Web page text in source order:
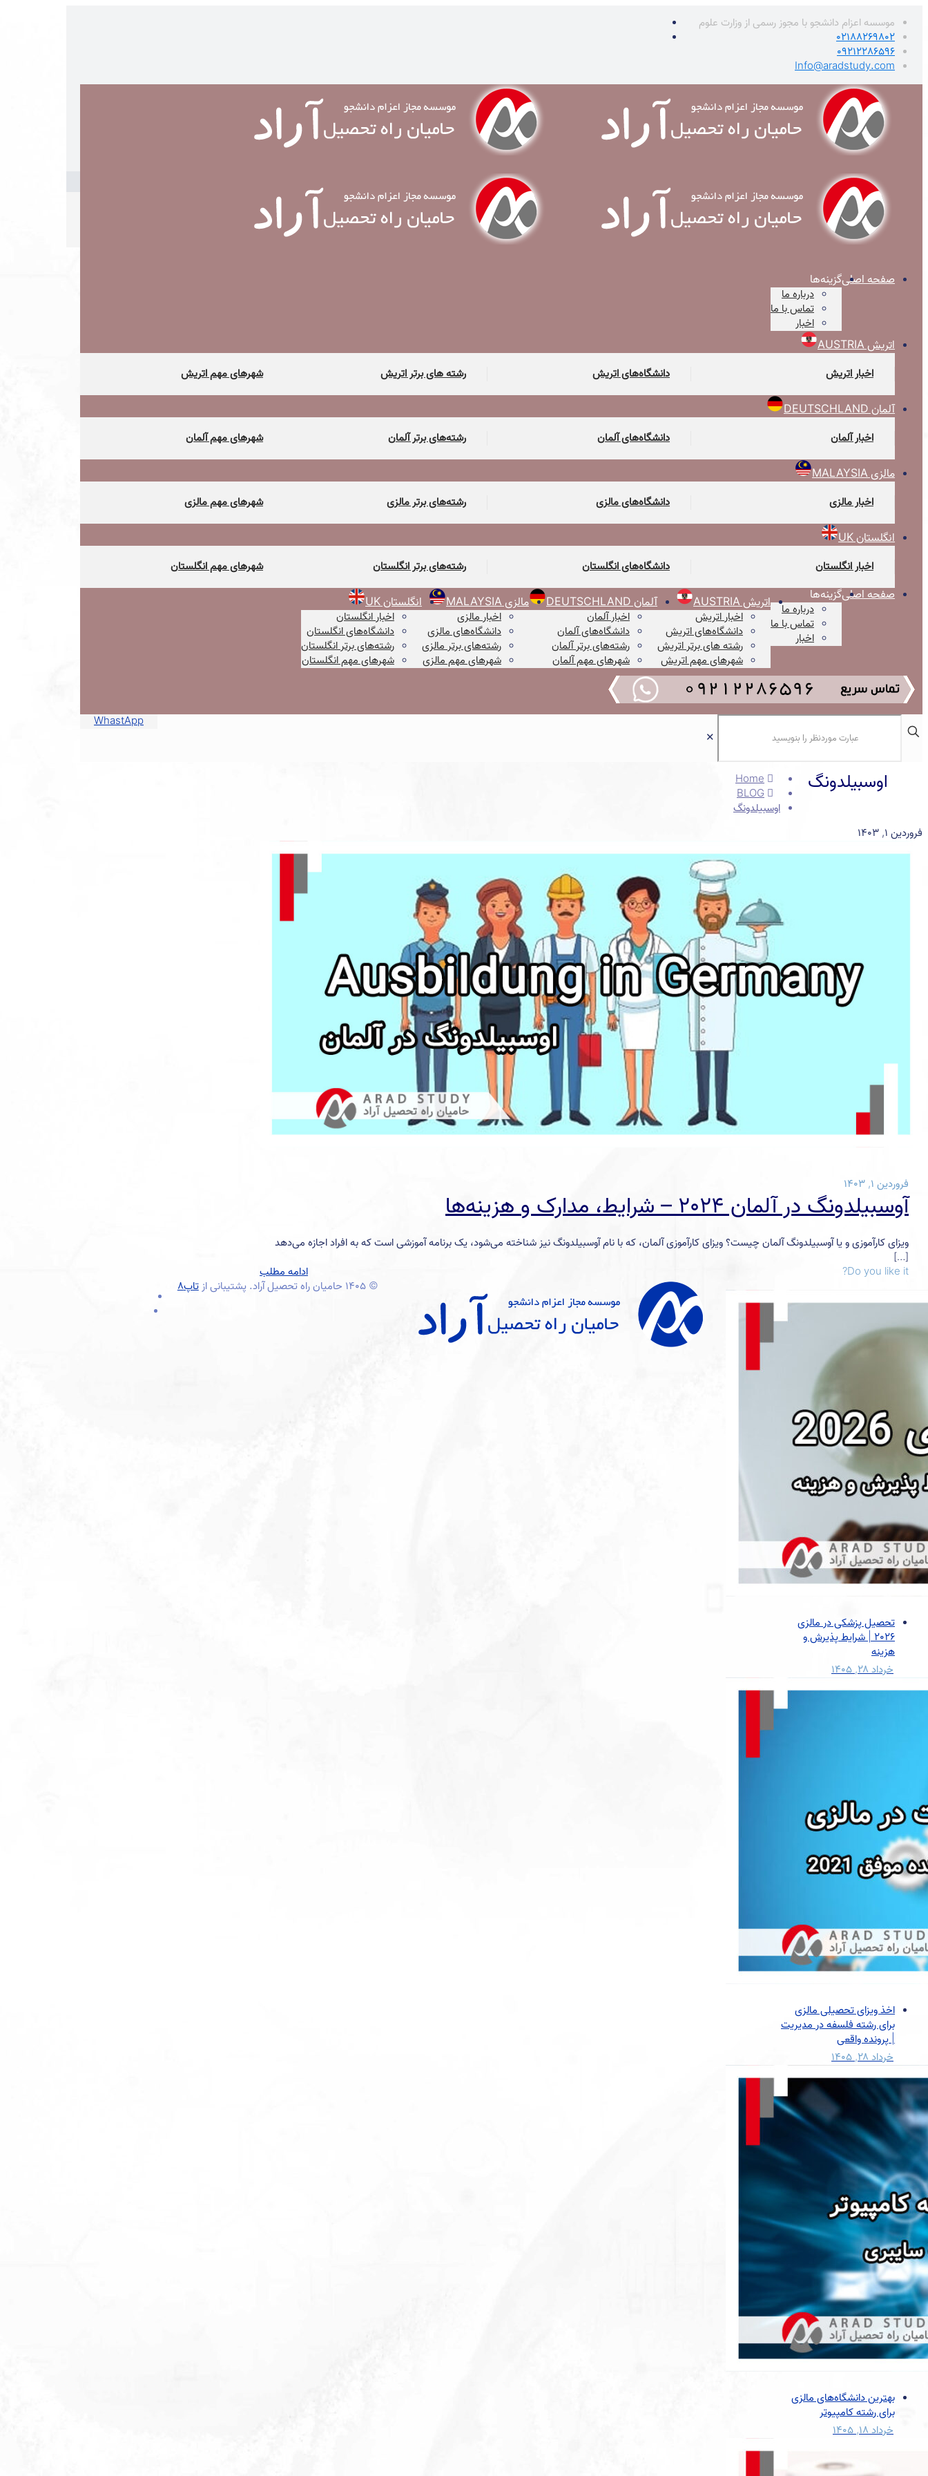
موسسه اعزام دانشجو با مجوز رسمی از وزارت علوم
02188269802
09212286596
Info@aradstudy.com
صفحه اصلیگزینه‌ها
درباره ما
تماس با ما
اخبار
اتریش AUSTRIA
اخبار اتریش دانشگاه‌های اتریش رشته های برتر اتریش شهرهای مهم اتریش
آلمان DEUTSCHLAND
اخبار آلمان دانشگاه‌های آلمان رشته‌های برتر آلمان شهرهای مهم آلمان
مالزی MALAYSIA
اخبار مالزی دانشگاه‌های مالزی رشته‌های برتر مالزی شهرهای مهم مالزی
انگلستان UK
اخبار انگلستان دانشگاه‌های انگلستان رشته‌های برتر انگلستان شهرهای مهم انگلستان
صفحه اصلیگزینه‌ها
درباره ما
تماس با ما
اخبار
اتریش AUSTRIA
اخبار اتریش
دانشگاه‌های اتریش
رشته های برتر اتریش
شهرهای مهم اتریش
آلمان DEUTSCHLAND
اخبار آلمان
دانشگاه‌های آلمان
رشته‌های برتر آلمان
شهرهای مهم آلمان
مالزی MALAYSIA
اخبار مالزی
دانشگاه‌های مالزی
رشته‌های برتر مالزی
شهرهای مهم مالزی
انگلستان UK
اخبار انگلستان
دانشگاه‌های انگلستان
رشته‌های برتر انگلستان
شهرهای مهم انگلستان
WhastApp
✕
اوسبیلدونگ
Home
BLOG
اوسبیلدونگ
فروردین ۱, ۱۴۰۳
فروردین ۱, ۱۴۰۳
آوسبیلدونگ در آلمان 2024 – شرایط، مدارک و هزینه‌ها
ویزای کارآموزی و یا آوسبیلدونگ آلمان چیست؟ ویزای کارآموزی آلمان، که با نام آوسبیلدونگ نیز شناخته می‌شود، یک برنامه آموزشی است که به افراد اجازه می‌دهد
[…]
Do you like it?
ادامه مطلب
تحصیل پزشکی در مالزی
2026 | شرایط پذیرش و
هزینه
خرداد ۲۸, ۱۴۰۵
اخذ ویزای تحصیلی مالزی
برای رشته فلسفه در مدیریت
| پرونده واقعی
خرداد ۲۸, ۱۴۰۵
بهترین دانشگاه‌های مالزی
برای رشته کامپیوتر
خرداد ۱۸, ۱۴۰۵
© ۱۴۰۵ حامیان راه تحصیل آراد. پشتیبانی از تاپ8